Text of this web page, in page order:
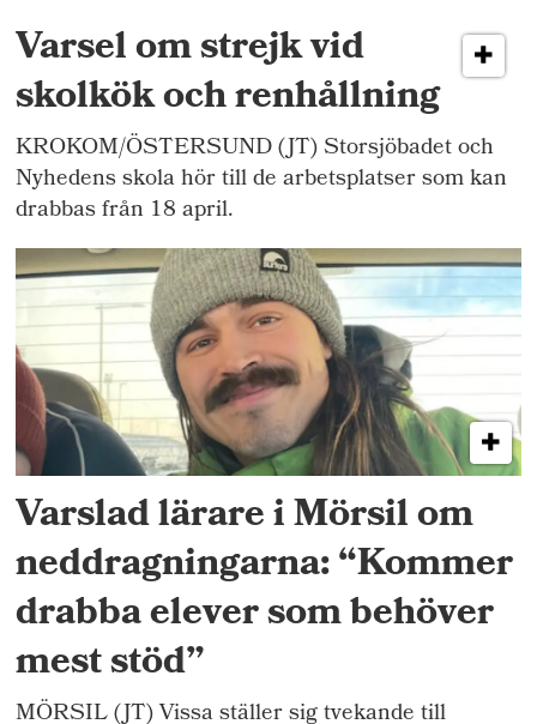
Varsel om strejk vid
skolkök och renhållning
KROKOM/ÖSTERSUND (JT) Storsjöbadet och
Nyhedens skola hör till de arbetsplatser som kan
drabbas från 18 april.
Varslad lärare i Mörsil om
neddragningarna: “Kommer
drabba elever som behöver
mest stöd”
MÖRSIL (JT) Vissa ställer sig tvekande till